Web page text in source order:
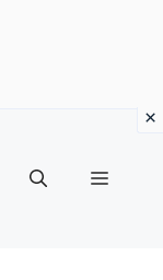
Menu